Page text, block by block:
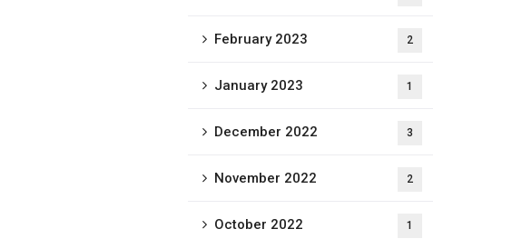
February 2023 2
January 2023 1
December 2022 3
November 2022 2
October 2022 1